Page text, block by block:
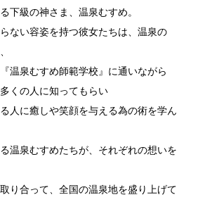
下級の神さま、温泉むすめ。
ない容姿を持つ彼女たちは、温泉の
温泉むすめ師範学校』に通いながら
くの人に知ってもらい
人に癒しや笑顔を与える為の術を学ん
温泉むすめたちが、それぞれの想いを
り合って、全国の温泉地を盛り上げて